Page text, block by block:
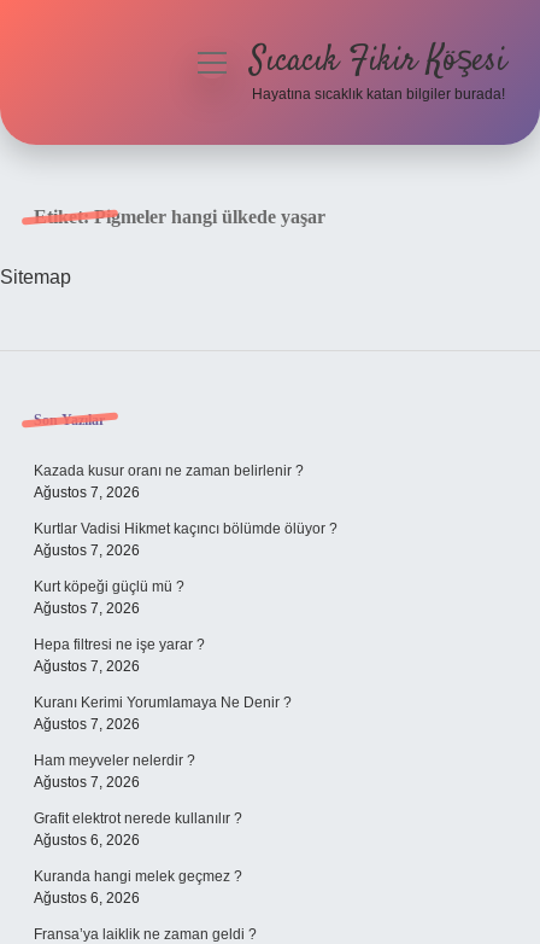
menüyüSıcacık Fikir Köşesi
Hayatına sıcaklık katan bilgiler burada!
Etiket:Pigmeler hangi ülkede yaşar
Sitemap
Sidebar
Son Yazılar
Kazada kusur oranı ne zaman belirlenir ?
Ağustos 7, 2026
Kurtlar Vadisi Hikmet kaçıncı bölümde ölüyor ?
Ağustos 7, 2026
Kurt köpeği güçlü mü ?
Ağustos 7, 2026
Hepa filtresi ne işe yarar ?
Ağustos 7, 2026
Kuranı Kerimi Yorumlamaya Ne Denir ?
Ağustos 7, 2026
Ham meyveler nelerdir ?
Ağustos 7, 2026
Grafit elektrot nerede kullanılır ?
Ağustos 6, 2026
Kuranda hangi melek geçmez ?
Ağustos 6, 2026
Fransa’ya laiklik ne zaman geldi ?